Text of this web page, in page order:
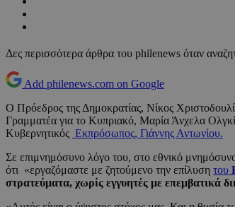
Δες περισσότερα άρθρα του philenews όταν
Add philenews.com on Google
Ο Πρόεδρος της Δημοκρατίας, Νίκος
Γραμματέα για το Κυπριακό, Μαρία Άνχελα
Κυβερνητικός Εκπρόσωπος, Γιάννης Αντωνίου.
Σε επιμνημόσυνο λόγο του, στο εθνικό
ότι «εργαζόμαστε με ζητούμενο την επίλυση του
στρατεύματα, χωρίς εγγυητές με επεμβατικά